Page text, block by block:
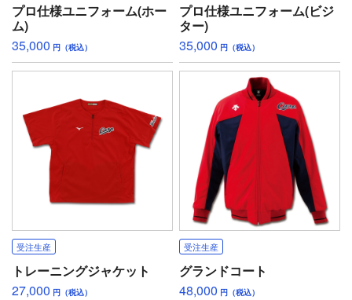
プロ仕様ユニフォーム(ホー
ム)
35,000 円（税込）
プロ仕様ユニフォーム(ビジ
ター)
35,000 円（税込）
受注生産
トレーニングジャケット
27,000 円（税込）
受注生産
グランドコート
48,000 円（税込）